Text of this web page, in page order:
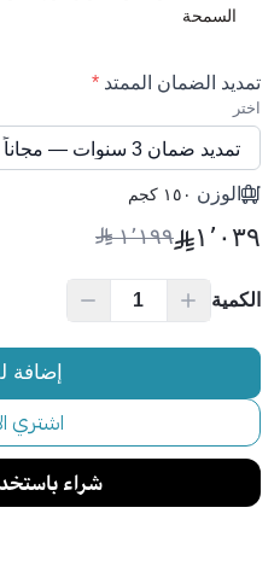
السمحة
تمديد الضمان الممتد *
اختر
الوزن ١٥٠ كجم
١٬٠٣٩ ١٬١٩٩
الكمية
إضافة
اشتري